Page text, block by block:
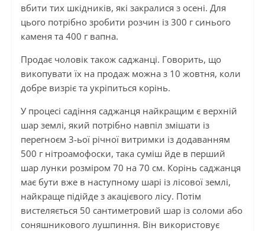
вбити тих шкідників, які закралися з осені. Для
цього потрібно зробити розчин із 300 г синього
каменя та 400 г вапна.
Продає чоловік також саджанці. Говорить, що
викопувати їх на продаж можна з 10 жовтня, коли
добре визріє та укріпиться корінь.
У процесі садіння саджанця найкращим є верхній
шар землі, який потрібно навпіл змішати із
перегноєм 3-ьої річної витримки із додаванням
500 г нітроамофоски, така суміш йде в перший
шар лунки розміром 70 на 70 см. Корінь саджанця
має бути вже в наступному шарі із лісової землі,
найкраще підійде з акацієвого лісу. Потім
вистеляється 50 сантиметровий шар із соломи або
соняшникового лушпиння. Він використовує